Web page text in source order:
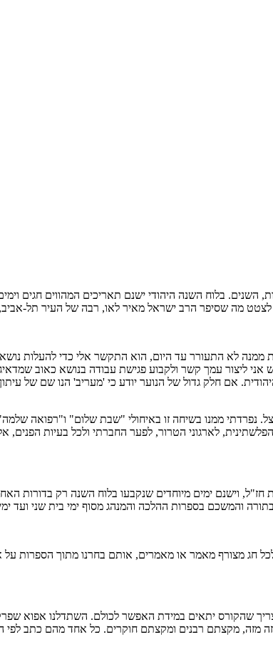
בלוח השנה היהודי ישנם תאריכים המהווים חגים
לצטט מה שסיפר הרב ישראל מאיר לאו, רבה של העיר תל-
לא התעורר עד היום, הוא התקשר אלי כדי להעלות
עמך קשר ולקבוע פגישת עבודה בנושא כאוב שמדאיג
אם חלק גדול של הנוער יודע כי 'מעריב' הנו שם של
נפרדתי ממנו בשיחה זו באיחולי "שבת שלום" ו"רפואה
לארגוני הטרור, לפער החברתי ולכל בעיות
חז"ל, וישנם ימים מיוחדים שנקבעו בלוח השנה רק בדורות
והמשכם בספרות ההלכה והמנהג מסוף ימי בית שני ועד
חג מצורף מאמר או מאמרים, אותם בחרנו מתוך הספרות
שהקורס יתאים במידת האפשר לכולם. השתדלנו אפוא
מזה, מקצתם רבנים ומקצתם חוקרים. כל אחד מהם כתב לפי